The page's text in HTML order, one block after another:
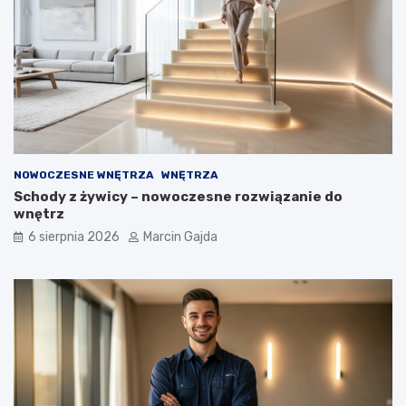
ą
c
y
c
h
NOWOCZESNE WNĘTRZA WNĘTRZA
Schody z żywicy – nowoczesne rozwiązanie do
wnętrz
6 sierpnia 2026 Marcin Gajda